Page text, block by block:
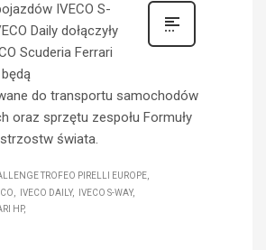
IVECO S-
Daily dołączyły
Scuderia Ferrari
będą
do transportu samochodów
oraz sprzętu zespołu Formuły
świata.
TROFEO PIRELLI EUROPE
IVECO DAILY
IVECO S-WAY
HP